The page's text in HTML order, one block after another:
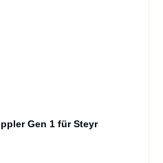
Gen 1 für Steyr